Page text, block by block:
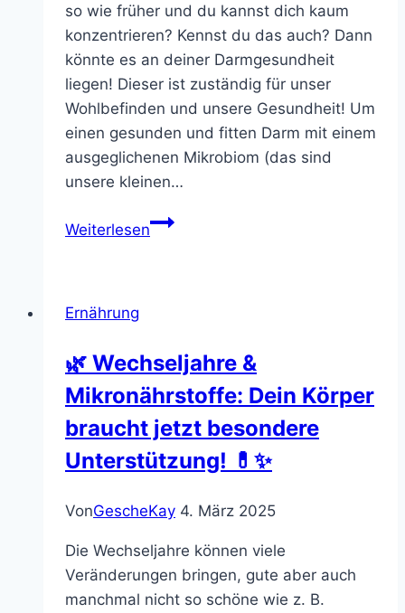
so wie früher und du kannst dich kaum
konzentrieren? Kennst du das auch? Dann
könnte es an deiner Darmgesundheit
liegen! Dieser ist zuständig für unser
Wohlbefinden und unsere Gesundheit! Um
einen gesunden und fitten Darm mit einem
ausgeglichenen Mikrobiom (das sind
unsere kleinen…
WeiterlesenDarmgesundheit
Ernährung
🌿 Wechseljahre &
Mikronährstoffe: Dein Körper
braucht jetzt besondere
Unterstützung! 💊✨
VonGescheKay 4. März 2025
Die Wechseljahre können viele
Veränderungen bringen, gute aber auch
manchmal nicht so schöne wie z. B.